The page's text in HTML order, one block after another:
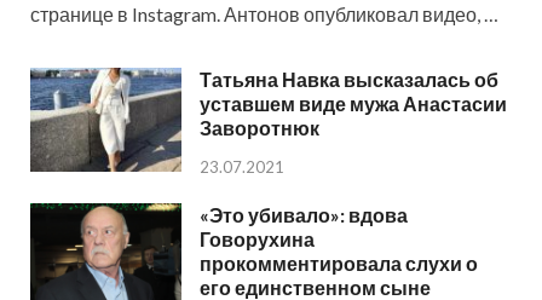
странице в Instagram. Антонов опубликовал видео, …
Татьяна Навка высказалась об
уставшем виде мужа Анастасии
Заворотнюк
23.07.2021
«Это убивало»: вдова
Говорухина
прокомментировала слухи о
его единственном сыне